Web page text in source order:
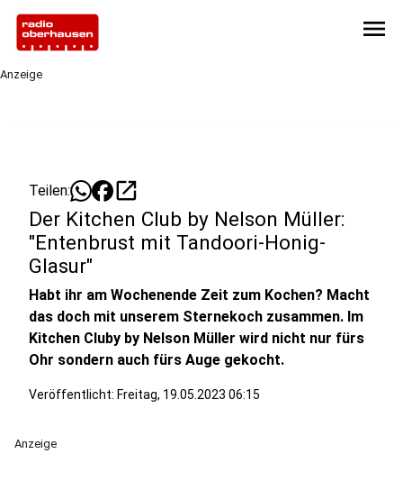
menu
Anzeige
Teilen: open_in_new
Der Kitchen Club by Nelson Müller:
"Entenbrust mit Tandoori-Honig-
Glasur"
Habt ihr am Wochenende Zeit zum Kochen? Macht
das doch mit unserem Sternekoch zusammen. Im
Kitchen Cluby by Nelson Müller wird nicht nur fürs
Ohr sondern auch fürs Auge gekocht.
Veröffentlicht: Freitag, 19.05.2023 06:15
Anzeige